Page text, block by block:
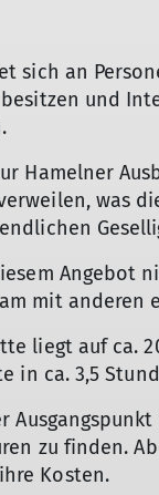
sich an
und
Hamelner
was
Angebot
mit anderen
liegt auf ca.
in ca. 3,5
zu finden.
Kosten.